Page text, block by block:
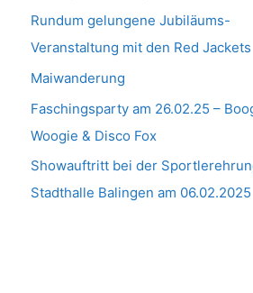
Rundum gelungene Jubiläums-
Veranstaltung mit den Red Jackets
Maiwanderung
Faschingsparty am 26.02.25 –
Woogie & Disco Fox
Showauftritt bei der
Stadthalle Balingen am 06.02.2025